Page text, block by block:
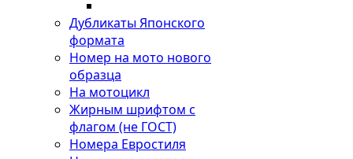
Дубликаты Японского
формата
Номер на мото нового
образца
На мотоцикл
Жирным шрифтом с
флагом (не ГОСТ)
Номера Евростиля